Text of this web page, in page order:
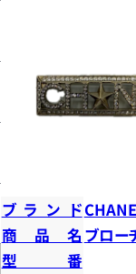
ブランド
商品名 ブロー
型番